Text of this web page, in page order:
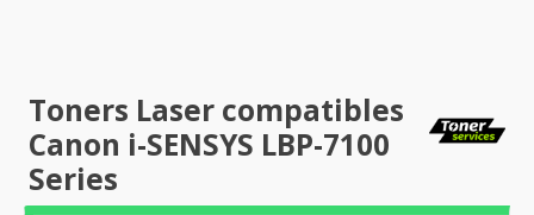
Toners Laser compatibles
Canon i-SENSYS LBP-7100
Series